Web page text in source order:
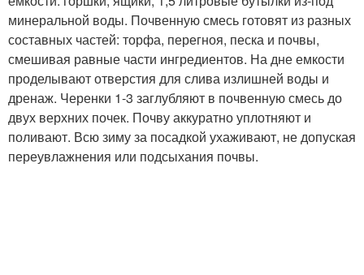
минеральной воды. Почвенную смесь готовят из разных
составных частей: торфа, перегноя, песка и почвы,
смешивая равные части ингредиентов. На дне емкости
проделывают отверстия для слива излишней воды и
дренаж. Черенки 1-3 заглубляют в почвенную смесь до
двух верхних почек. Почву аккуратно уплотняют и
поливают. Всю зиму за посадкой ухаживают, не допуская
переувлажнения или подсыхания почвы.